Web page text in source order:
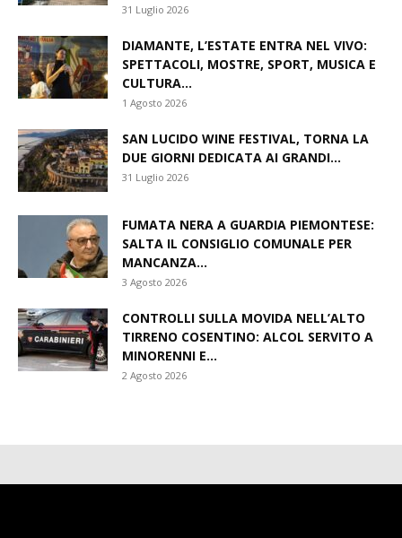
31 Luglio 2026
DIAMANTE, L’ESTATE ENTRA NEL VIVO:
SPETTACOLI, MOSTRE, SPORT, MUSICA E
CULTURA...
1 Agosto 2026
SAN LUCIDO WINE FESTIVAL, TORNA LA
DUE GIORNI DEDICATA AI GRANDI...
31 Luglio 2026
FUMATA NERA A GUARDIA PIEMONTESE:
SALTA IL CONSIGLIO COMUNALE PER
MANCANZA...
3 Agosto 2026
CONTROLLI SULLA MOVIDA NELL’ALTO
TIRRENO COSENTINO: ALCOL SERVITO A
MINORENNI E...
2 Agosto 2026